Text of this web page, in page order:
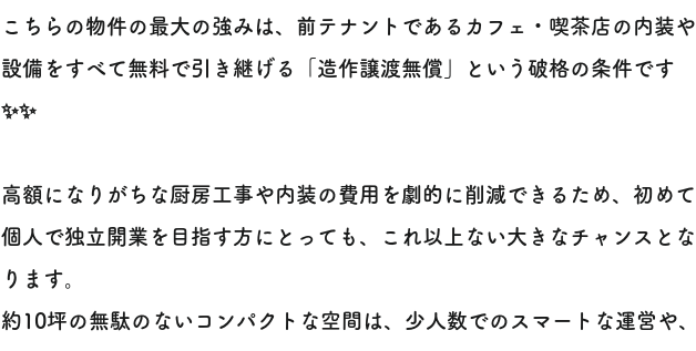
こちらの物件の最大の強みは、前テナントであるカフェ・喫茶店の内装や
設備をすべて無料で引き継げる「造作譲渡無償」という破格の条件です
✨✨
高額になりがちな厨房工事や内装の費用を劇的に削減できるため、初めて
個人で独立開業を目指す方にとっても、これ以上ない大きなチャンスとな
ります。
約10坪の無駄のないコンパクトな空間は、少人数でのスマートな運営や、